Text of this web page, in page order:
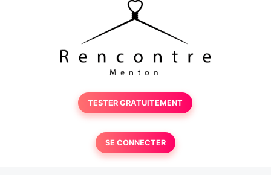
TESTER GRATUITEMENT
SE CONNECTER